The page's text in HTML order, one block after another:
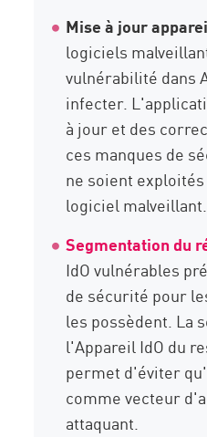
Mise à jour
logiciels
vulnérabilité dans
infecter.
à jour et des
ces manques de
ne soient
logiciel malveillant.
Segmentation du
IdO vulnérables
de sécurité pour
les possèdent. La
l'Appareil IdO du
permet d'éviter
comme vecteur
attaquant.